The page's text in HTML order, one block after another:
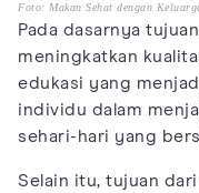
Foto: Makan Sehat dengan
Pada dasarnya
meningkatkan
edukasi yang
individu dalam
sehari-hari yang
Selain itu, tujuan